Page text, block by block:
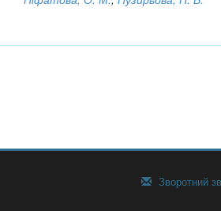
Зворотний